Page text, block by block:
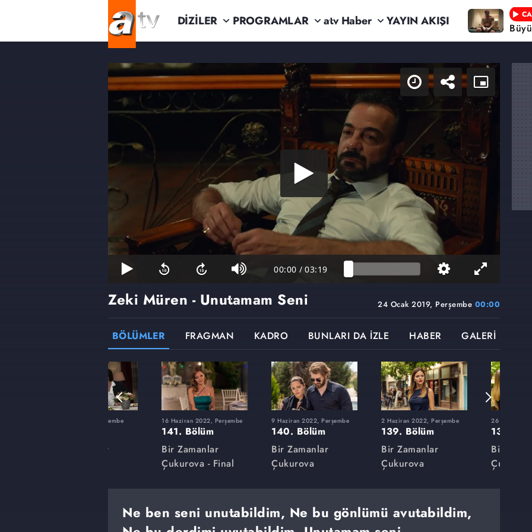
DİZİLER PROGRAMLAR atv Haber YAYIN AKIŞI
00:00 / 03:19
24 Ocak 2019, Perşembe 00:00
Zeki Müren - Unutamam Seni
BÖLÜMLER FRAGMAN KADRO BUNLARI DA İZLE HABER GALERİ
10 Mart 2022, Perşembe
Bir Zamanlar
16 Haziran 2022, Perşembe
141. Bölüm
Bir Zamanlar
Çukurova - Final
9 Haziran 2022, Perşembe
140. Bölüm
Bir Zamanlar
Çukurova
2 Haziran 2022, Perşembe
139. Bölüm
Bir Zamanlar
Çukurova
26 Mayıs
138.
Bir
Çukurova
Ne ben seni unutabildim, Ne bu gönlümü avutabildim,